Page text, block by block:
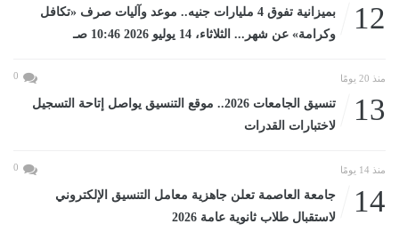
12
بميزانية تفوق 4 مليارات جنيه.. موعد وآليات صرف «تكافل
وكرامة» عن شهر... الثلاثاء، 14 يوليو 2026 10:46 صـ
منذ 20 يومًا 0
13
تنسيق الجامعات 2026.. موقع التنسيق يواصل إتاحة التسجيل
لاختبارات القدرات
منذ 14 يومًا 0
14
جامعة العاصمة تعلن جاهزية معامل التنسيق الإلكتروني
لاستقبال طلاب ثانوية عامة 2026